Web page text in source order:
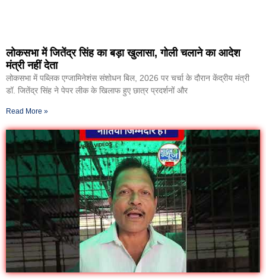
लोकसभा में जितेंद्र सिंह का बड़ा खुलासा, गोली चलाने का आदेश
मंत्री नहीं देता
लोकसभा में पब्लिक एग्जामिनेशंस संशोधन बिल, 2026 पर चर्चा के दौरान केंद्रीय मंत्री
डॉ. जितेंद्र सिंह ने पेपर लीक के खिलाफ हुए छात्र प्रदर्शनों और
Read More »